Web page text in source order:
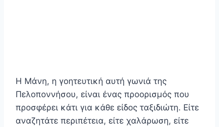
Η Μάνη, η γοητευτική αυτή γωνιά της
Πελοποννήσου, είναι ένας προορισμός που
προσφέρει κάτι για κάθε είδος ταξιδιώτη. Είτε
αναζητάτε περιπέτεια, είτε χαλάρωση, είτε